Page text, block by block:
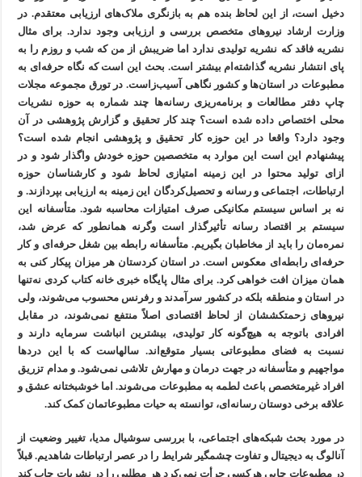
دخیل است، از این لحاظ بنده هم به بازنگری ملاک‌های ارزیابی معتقدم. در
وزارت ارشاد نیروهای متخصص بررسی و ارزیابی وجود ندارد. برای مثال
نشریه فاقد که نشریه تولیدی ندارد اما ضریبش از من که شب و روزم را به
پای انتشار نشریه گذاشته‌ام بیشتر است. بحث این است که نگاه حرفه‌ای به
مطبوعات در استان‌ها و کشور نگاهی آسیب‌زاست. در تورق مجموعه مجلات
چاپ دفتر مطالعات و برنامه‌ریزی رسانه‌ها چند شماره به حوزه نشریات
محلی اختصاص داده‌ شده است؟ چند کار تحقیق و گزارش پژوهشی در آن
وجود دارد؟ واقعا در این حوزه کار تحقیق و پژوهشی انجام شده است؟
پیشنهادم این است این موارد به متخصصین حوزه خودش واگذار شود و در
ازای تولید محتوا در این زمینه امتیازی لحاظ شود و کارشناسان حوزه
ارتباطات، اجتماعی و رسانه و تحصیل‌کردگان این زمینه به ارزیابی بپردازند. و
نه بر اساس سیستم مکانیکی صرف امتیازات محاسبه شود. متأسفانه این
سیستم بر اقتصاد رسانه تأثیرگذار است وگرنه همانطور که عرض شد،
نمره‌مان را باید از مخاطبان بگیریم. متأسفانه رابطه بین شغل حرفه‌ای و کار
حرفه‌ای رابطه‌ای معکوس است. در استان کردستان هر میزان پیکار کنی به
همان میزان افت خواهی کرد. برای مثال پایگاه خبری خانه کتاب کردی نه‌تنها
در استان و منطقه بلکه در کشور سرآمدند و رفرنس محسوب می‌شوند، ولی
نیروهای زحمتکششان از لحاظ اقتصادی اصلاً منتفع نمی‌شوند، در مقابل
افرادی باتوجه به هیچ‌گونه کار تولیدی، بیشترین انباشت سرمایه دارند و
نسبت به فضای مطبوعاتی بسیار متوقع‌اند. سالهاست که با این دردها
مواجهیم و متأسفانه در جهت درمان و مهارش تلاشی نمی‌شود. و مدام تزریق
افراد غیرمتخصص باعث لطمه به مطبوعات می‌شوند. اما خوشبختانه عشق و
علاقه برخی دوستان رسانه‌ای، توانسته به حیات مطبوعاتمان کمک کند.
در مورد بحث شبکه‌های اجتماعی، با بررسی سوشیال مدیا، تغییر وضعیت از
آنالوگ به دیجیتال و تفاوت چشمگیر شرایط را در عصر ارتباطات شاهدیم. قبلاً
در مطبوعات چاپی هرکسی جرأت نمی‌کرد هر مطلبی را در نشریات چاپ کند